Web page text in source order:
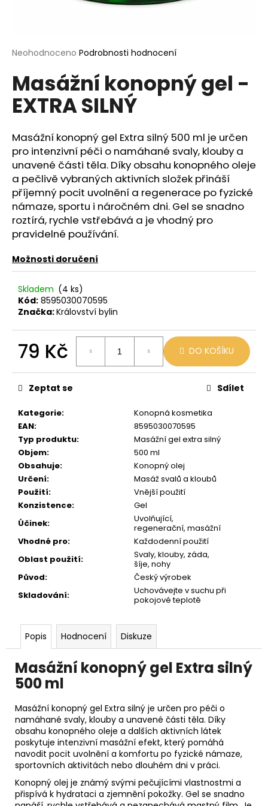
Průměrné
produktu
je
0,0
hvězdiček.
Neohodnoceno Podrobnosti hodnocení
Masážní konopný gel -
EXTRA SILNÝ
Masážní konopný gel Extra silný 500 ml je určen
pro intenzivní péči o namáhané svaly, klouby a
unavené části těla. Díky obsahu konopného oleje
a pečlivě vybraných aktivních složek přináší
příjemný pocit uvolnění a regenerace po fyzické
námaze, sportu i náročném dni. Gel se snadno
roztírá, rychle vstřebává a je vhodný pro
pravidelné používání.
Možnosti doručení
Skladem (4 ks)
Kód: 8595030070595
Značka:Království bylin
79 Kč
cena:
DO KOŠÍKU
Kategorie:
Konopná kosmetika
EAN:
8595030070595
Typ produktu:
Masážní gel extra silný
Objem:
500 ml
Obsahuje:
Konopný olej
Určení:
Masáž svalů a kloubů
Použití:
Vnější použití
Konzistence:
Gel
Účinek:
Uvolňující,
regenerační, masážní
Vhodné pro:
Každodenní použití
Oblast použití:
Svaly, klouby, záda,
šíje, nohy
Původ:
Český výrobek
Skladování:
Uchovávejte v suchu při
pokojové teplotě
Zeptat se Sdílet
Popis Hodnocení Diskuze
Masážní konopný gel Extra silný
500 ml
Masážní konopný gel Extra silný je určen pro péči o
namáhané svaly, klouby a unavené části těla. Díky
obsahu konopného oleje a dalších aktivních látek
poskytuje intenzivní masážní efekt, který pomáhá
navodit pocit uvolnění a komfortu po fyzické námaze,
sportovních aktivitách nebo dlouhém dni v práci.
Konopný olej je známý svými pečujícími vlastnostmi a
přispívá k hydrataci a zjemnění pokožky. Gel se snadno
í
t
?
HLEDAT
D
o
p
o
r
u
č
u
e
VENIX
X2
COLA-
79
Kč
Původně:
169
Kč